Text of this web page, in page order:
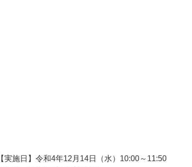
【実施日】令和4年12月14日（水）10:00～11:50